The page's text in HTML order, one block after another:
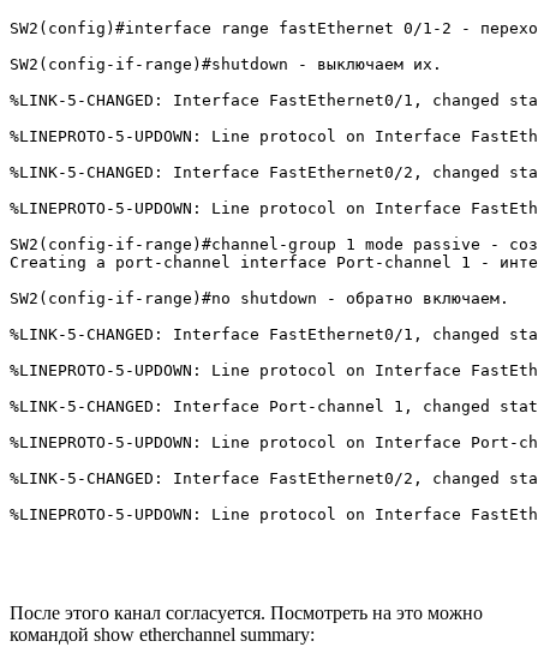
SW2(config)#interface range fastEthernet 0/1-2 -
SW2(config-if-range)#shutdown - выключаем их.
%LINK-5-CHANGED: Interface FastEthernet0/1, changed
%LINEPROTO-5-UPDOWN: Line protocol on Interface
%LINK-5-CHANGED: Interface FastEthernet0/2, changed
%LINEPROTO-5-UPDOWN: Line protocol on Interface
SW2(config-if-range)#channel-group 1 mode passive -
Creating a port-channel interface Port-channel 1 -
SW2(config-if-range)#no shutdown - обратно включаем.
%LINK-5-CHANGED: Interface FastEthernet0/1, changed
%LINEPROTO-5-UPDOWN: Line protocol on Interface
%LINK-5-CHANGED: Interface Port-channel 1, changed
%LINEPROTO-5-UPDOWN: Line protocol on Interface
%LINK-5-CHANGED: Interface FastEthernet0/2, changed
%LINEPROTO-5-UPDOWN: Line protocol on Interface
После этого канал согласуется. Посмотреть на это можно
командой show etherchannel summary: